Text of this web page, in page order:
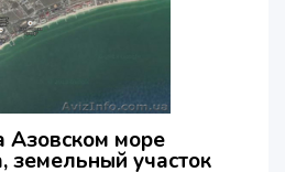
Азовском море
земельный участок